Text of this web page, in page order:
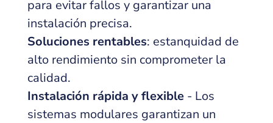
para evitar fallos y garantizar una
instalación precisa.
Soluciones rentables: estanquidad de
alto rendimiento sin comprometer la
calidad.
Instalación rápida y flexible- Los
sistemas modulares garantizan un